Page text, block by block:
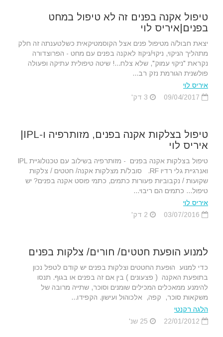
טיפול אקנה בפנים זה לא טיפול במחט
בפנים|איריס לוי
יצאת חבול/ה מטיפול פנים אצל הקוסמטיקאית כשלטענתה זה חלק
מתהליך הניקוי, ניקוי/ניקוז לאקנה בפנים עם מחט - הפרוצדורה
נקראת "ניקוי עמוק", שלא צלח...! שיטה טיפולית עתיקה ופעולה
פולשנית הגורמת נזק רב...
איריס לוי
איריס לוי
טיפול בצלקות אקנה בפנים - מזותרפיה בשילוב עם טכנולוגיית IPL
ואנרגיית גלי רדיו RF. סובל/ת מצלקות אקנה/ חטטים / צלקות
שקועות / נקבוביות פעורות כתמים, כתמי פוסט אקנה בפנים? יש
טיפול... כתמים הם ריבוי...
איריס לוי
למנוע הופעת חטטים/ חורים/ צלקות בפנים
כדי למנוע הופעת החטטים וצלקות בפנים יש קודם לטפל נכון
בתופעת האקנה ( פצעונים ) בין אם זה בפנים או בגוף. תנסו
להימנע ממאכלים המכילים שומנים וסוכר, שתייה מרובה של
משקאות סוכר, קפה, אלכוהול ועישון. הקפידו...
הלגה רקנטי